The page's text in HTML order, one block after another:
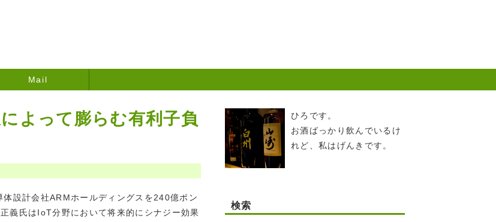
Mail
よって膨らむ有利子負
設計会社ARMホールディングスを240億ポン
義氏はIoT分野において将来的にシナジー効果
ひろです。
お酒ばっかり飲んでいるけ
れど、私はげんきです。
検索